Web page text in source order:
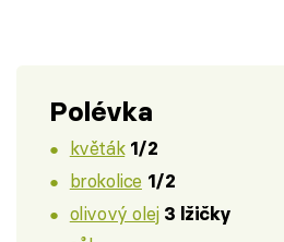
Polévka
květák 1/2
brokolice 1/2
olivový olej 3 lžičky